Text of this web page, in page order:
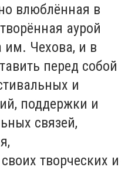
влюблённая в
аурой
им. Чехова, и в
перед собой
и
поддержки и
связей,
творческих и